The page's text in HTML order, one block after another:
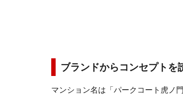
ブランドからコンセプトを
マンション名は「パークコート虎